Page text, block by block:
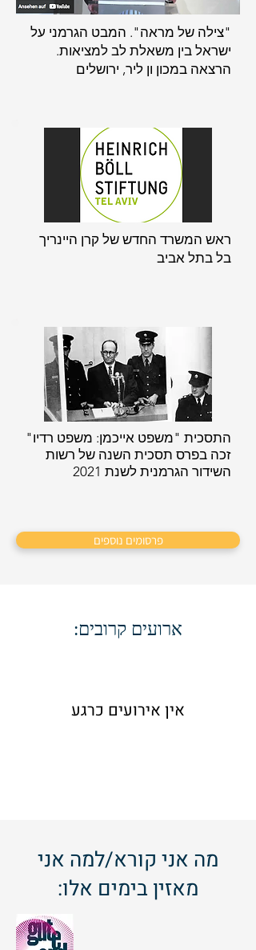
"צילה של מראה". המבט הגרמני על
ישראל בין משאלת לב למציאות.
הרצאה במכון ון ליר, ירושלים
ראש המשרד החדש של קרן היינריך
בל בתל אביב
התסכית "משפט אייכמן: משפט רדיו"
זכה בפרס תסכית השנה של רשות
השידור הגרמנית לשנת 2021
פרסומים נוספים
:ארועים קרובים
אין אירועים כרגע
מה אני קורא/למה אני
מאזין בימים אלו: